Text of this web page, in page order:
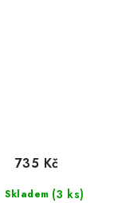
Skladem (3 ks)
735 Kč